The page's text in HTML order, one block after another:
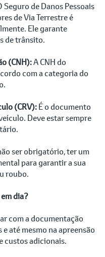
Seguro de Danos Pessoais
de Via Terrestre é
Ele garante
de trânsito.
(CNH):A CNH do
com a categoria do
(CRV):É o documento
Deve estar sempre
ser obrigatório, ter um
para garantir a sua
roubo.
dia?
com a documentação
até mesmo na apreensão
custos adicionais.